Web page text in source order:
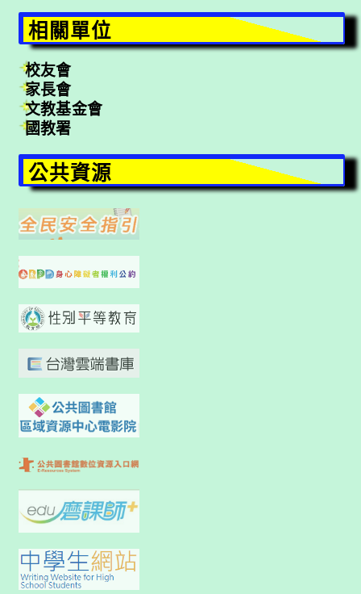
相關單位
校友會
家長會
文教基金會
國教署
公共資源